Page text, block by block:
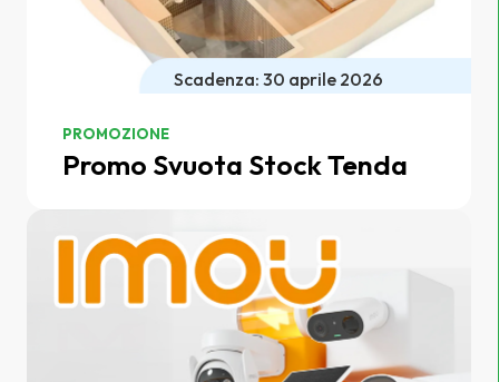
Scadenza: 30 aprile 2026
PROMOZIONE
Promo Svuota Stock Tenda